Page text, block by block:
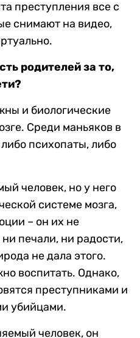
преступления все с
снимают на видео,
родителей за то,
и биологические
Среди маньяков в
психопаты, либо
человек, но у него
системе мозга,
– он их не
печали, ни радости,
не дала этого.
воспитать. Однако,
преступниками и
убийцами.
человек, он